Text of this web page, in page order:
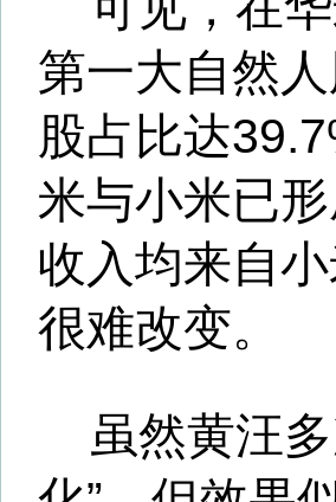
称，对于具体的
暂无定论。
有市场人士称，
路，作为小米的生
市也将会对小米
或能达10亿美元
在40倍以上。而
估值或最高能达